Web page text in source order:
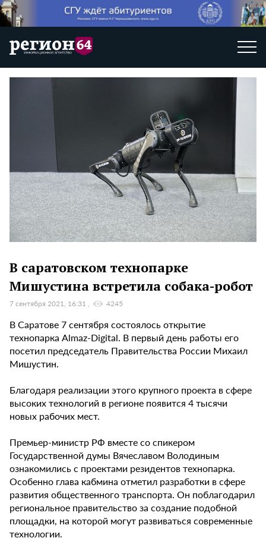
В саратовском технопарке
Мишустина встретила собака-робот
7 сентября 2021, 16:31 4245
В Саратове 7 сентября состоялось открытие
технопарка Almaz-Digital. В первый день работы его
посетил председатель Правительства России Михаил
Мишустин.
Благодаря реализации этого крупного проекта в сфере
высоких технологий в регионе появится 4 тысячи
новых рабочих мест.
Премьер-министр РФ вместе со спикером
Государственной думы Вячеславом Володиным
ознакомились с проектами резидентов технопарка.
Особенно глава кабмина отметил разработки в сфере
развития общественного транспорта. Он поблагодарил
региональное правительство за создание подобной
площадки, на которой могут развиваться современные
технологии.